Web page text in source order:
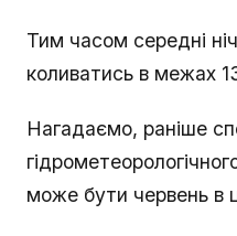
Тим часом середні
коливатись в межах
Нагадаємо, раніше
може бути червень в